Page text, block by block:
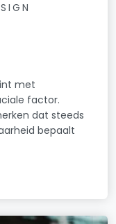
met
factor.
dat steeds
bepaalt